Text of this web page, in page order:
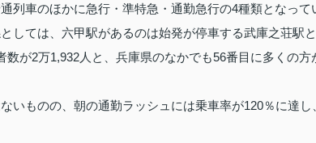
列車のほかに急行・準特急・通勤急行の4種類となって
しては、六甲駅があるのは始発が停車する武庫之荘駅
数が2万1,932人と、兵庫県のなかでも56番目に多くの方
いものの、朝の通勤ラッシュには乗車率が120％に達